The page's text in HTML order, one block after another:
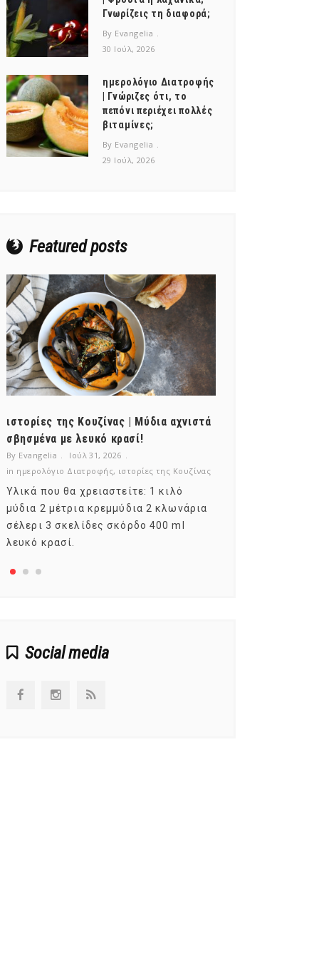
Γνωρίζεις τη διαφορά;
By Evangelia
30 Ιούλ, 2026
ημερολόγιο Διατροφής
| Γνώριζες ότι, το
πεπόνι περιέχει πολλές
βιταμίνες;
By Evangelia
29 Ιούλ, 2026
Featured posts
ιστορίες της Κουζίνας | Μύδια αχνιστά
σβησμένα με λευκό κρασί!
By Evangelia
Ιούλ 31, 2026
in ημερολόγιο Διατροφής, ιστορίες της Κουζίνας
Υλικά που θα χρειαστείτε: 1 κιλό
μύδια 2 μέτρια κρεμμύδια 2 κλωνάρια
σέλερι 3 σκελίδες σκόρδο 400 ml
λευκό κρασί.
Social media